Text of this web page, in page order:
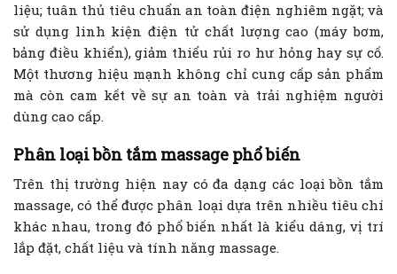
liệu; tuân thủ tiêu chuẩn an toàn điện nghiêm ngặt; và
sử dụng linh kiện điện tử chất lượng cao (máy bơm,
bảng điều khiển), giảm thiểu rủi ro hư hỏng hay sự cố.
Một thương hiệu mạnh không chỉ cung cấp sản phẩm
mà còn cam kết về sự an toàn và trải nghiệm người
dùng cao cấp.
Phân loại bồn tắm massage phổ biến
Trên thị trường hiện nay có đa dạng các loại bồn tắm
massage, có thể được phân loại dựa trên nhiều tiêu chí
khác nhau, trong đó phổ biến nhất là kiểu dáng, vị trí
lắp đặt, chất liệu và tính năng massage.